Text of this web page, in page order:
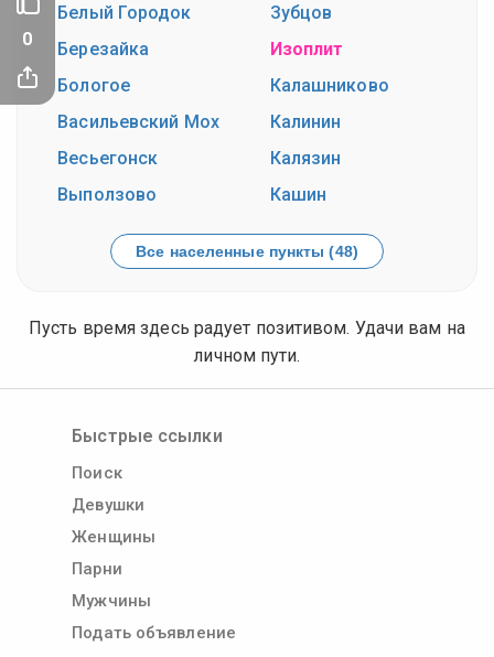
Белый Городок
Березайка
Бологое
Васильевский Мох
Весьегонск
Выползово
Зубцов
Изоплит
Калашниково
Калинин
Калязин
Кашин
Все населенные пункты (48)
Пусть время здесь радует позитивом. Удачи вам на
личном пути.
Быстрые ссылки
Поиск
Девушки
Женщины
Парни
Мужчины
Подать объявление
0